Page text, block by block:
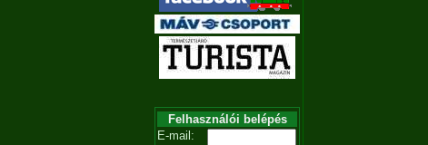
Felhasználói belépés
E-mail: